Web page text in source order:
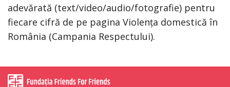
adevărată (text/video/audio/fotografie) pentru
fiecare cifră de pe pagina Violența domestică în
România (Campania Respectului).